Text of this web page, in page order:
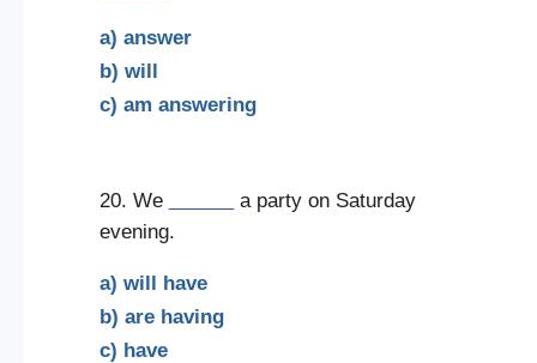
a) answer
b) will
c) am answering
20. We
a party on Saturday
evening.
a) will have
b) are having
c) have